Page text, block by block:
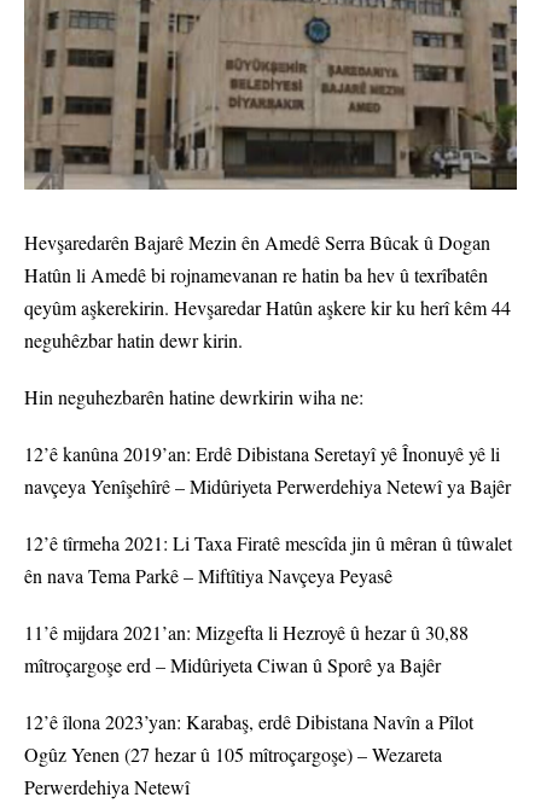
Hevşaredarên Bajarê Mezin ên Amedê Serra Bûcak û Dogan
Hatûn li Amedê bi rojnamevanan re hatin ba hev û texrîbatên
qeyûm aşkerekirin. Hevşaredar Hatûn aşkere kir ku herî kêm 44
neguhêzbar hatin dewr kirin.
Hin neguhezbarên hatine dewrkirin wiha ne:
12’ê kanûna 2019’an: Erdê Dibistana Seretayî yê Înonuyê yê li
navçeya Yenîşehîrê – Midûriyeta Perwerdehiya Netewî ya Bajêr
12’ê tîrmeha 2021: Li Taxa Firatê mescîda jin û mêran û tûwalet
ên nava Tema Parkê – Miftîtiya Navçeya Peyasê
11’ê mijdara 2021’an: Mizgefta li Hezroyê û hezar û 30,88
mîtroçargoşe erd – Midûriyeta Ciwan û Sporê ya Bajêr
12’ê îlona 2023’yan: Karabaş, erdê Dibistana Navîn a Pîlot
Ogûz Yenen (27 hezar û 105 mîtroçargoşe) – Wezareta
Perwerdehiya Netewî